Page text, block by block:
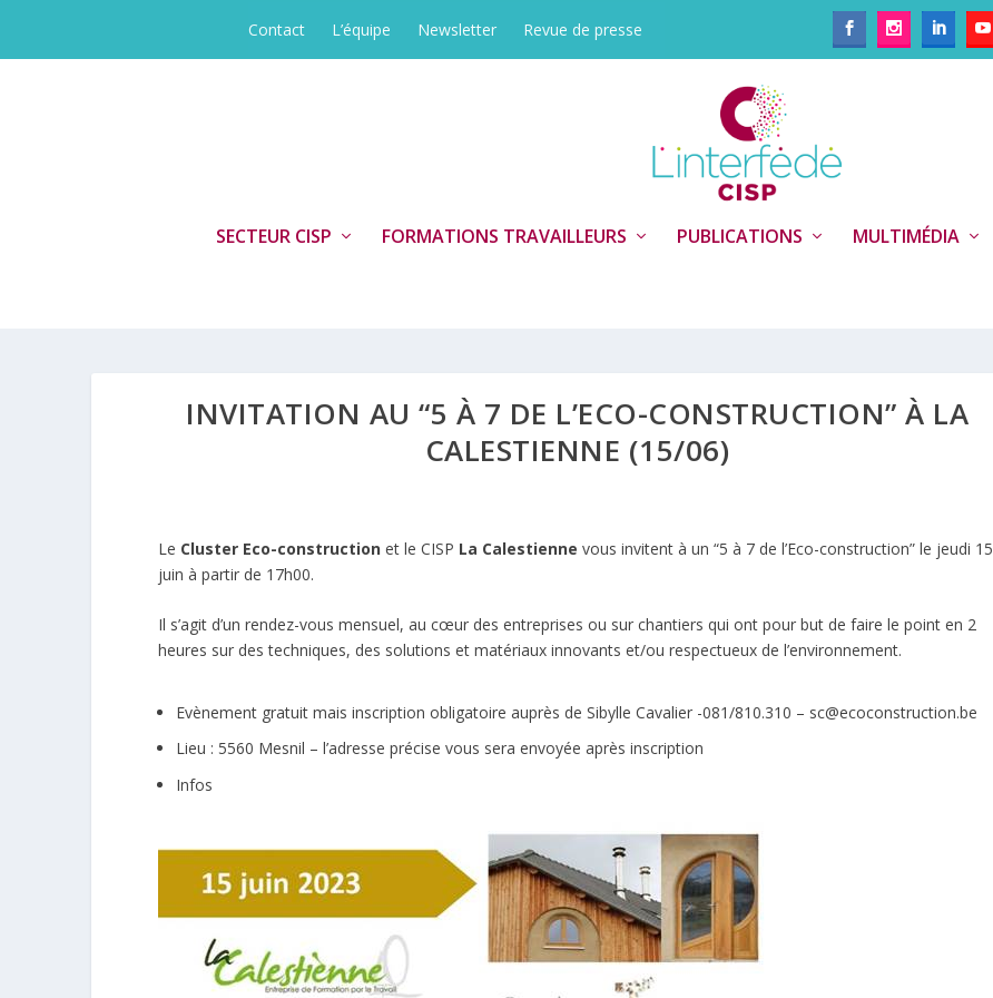
Contact L’équipe Newsletter Revue de presse
SECTEUR CISP FORMATIONS TRAVAILLEURS PUBLICATIONS MULTIMÉDIA
INVITATION AU “5 À 7 DE L’ECO-CONSTRUCTION” À LA
CALESTIENNE (15/06)
Le Cluster Eco-construction et le CISP La Calestienne vous invitent à un “5 à 7 de l’Eco-construction” le jeudi 15
juin à partir de 17h00.
Il s’agit d’un rendez-vous mensuel, au cœur des entreprises ou sur chantiers qui ont pour but de faire le point en 2
heures sur des techniques, des solutions et matériaux innovants et/ou respectueux de l’environnement.
Evènement gratuit mais inscription obligatoire auprès de Sibylle Cavalier -081/810.310 – sc@ecoconstruction.be
Lieu : 5560 Mesnil – l’adresse précise vous sera envoyée après inscription
Infos